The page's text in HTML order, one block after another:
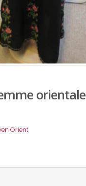
orientale
Orient